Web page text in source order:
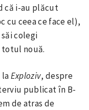
că i-au plăcut
cu ceea ce face el),
colegi
totul nouă.
laExploziv, despre
publicat în B-
de atras de